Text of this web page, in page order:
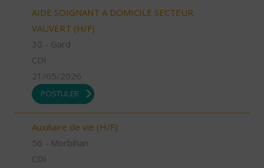
AIDE SOIGNANT A DOMICILE SECTEUR
VAUVERT (H/F)
30 - Gard
CDI
21/05/2026
POSTULER
Auxiliaire de vie (H/F)
56 - Morbihan
CDI